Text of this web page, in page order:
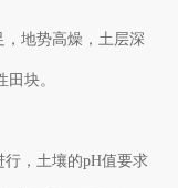
地势高燥，土层深
块。
，土壤的pH值要求